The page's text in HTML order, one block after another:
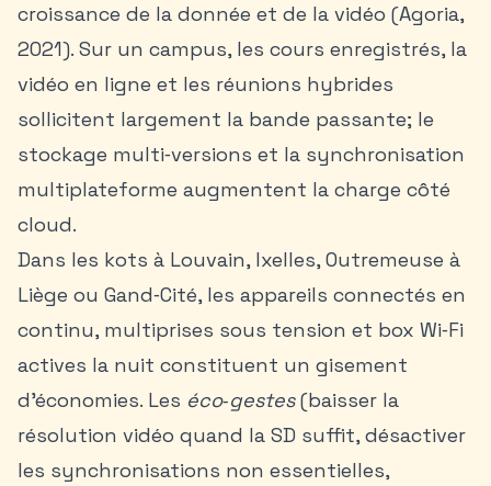
croissance de la donnée et de la vidéo (Agoria,
2021). Sur un campus, les cours enregistrés, la
vidéo en ligne et les réunions hybrides
sollicitent largement la bande passante; le
stockage multi‑versions et la synchronisation
multiplateforme augmentent la charge côté
cloud.
Dans les kots à Louvain, Ixelles, Outremeuse à
Liège ou Gand‑Cité, les appareils connectés en
continu, multiprises sous tension et box Wi‑Fi
actives la nuit constituent un gisement
d’économies. Les éco‑gestes(baisser la
résolution vidéo quand la SD suffit, désactiver
les synchronisations non essentielles,